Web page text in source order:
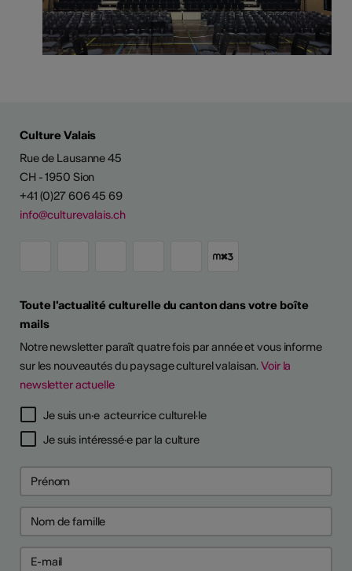
D'ARTISTES
Culture Valais
Rue de Lausanne 45
CH - 1950 Sion
+41 (0)27 606 45 69
info@culturevalais.ch
Toute l'actualité culturelle du canton dans votre boîte
mails
Notre newsletter paraît quatre fois par année et vous informe
sur les nouveautés du paysage culturel valaisan.Voir la
newsletter actuelle
Je suis un·e acteur·rice culturel·le
Je suis intéressé·e par la culture